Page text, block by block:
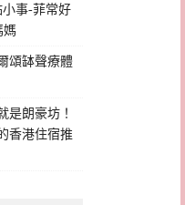
小事-菲常好
媽
頌缽聲療體
是朗豪坊！
香港住宿推